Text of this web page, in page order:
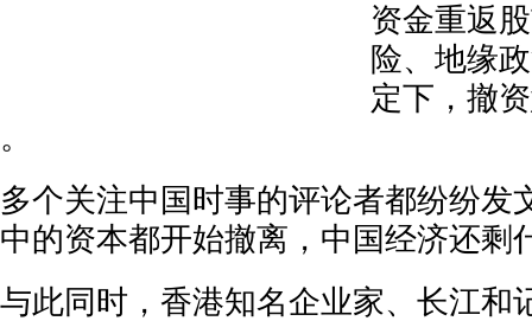
资金重返
险、地缘
定下，撤
。
多个关注中国时事的评论者都纷纷发
中的资本都开始撤离，中国经济还剩
与此同时，香港知名企业家、长江和